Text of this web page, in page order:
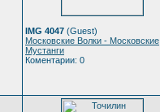
IMG 4047 (Guest)
Московские Волки - Московские
Мустанги
Коментарии: 0